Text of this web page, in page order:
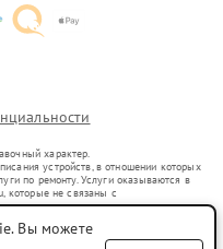
характер.
устройств, в отношении которых
по ремонту. Услуги оказываются в
которые не связаны с
представителями.
в гражданский оборот в соответствии
услуг или введения
Вы можете